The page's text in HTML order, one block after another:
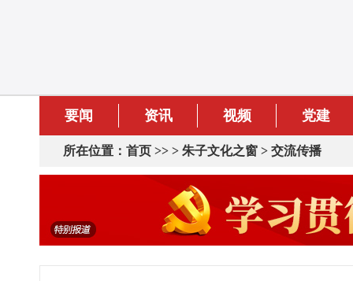
要闻 资讯 视频 党建
所在位置： 首页 >> > 朱子文化之窗 > 交流传播